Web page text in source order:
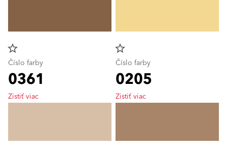
star_border
Číslo farby
0361
Zistiť viac
star_border
Číslo farby
0205
Zistiť viac